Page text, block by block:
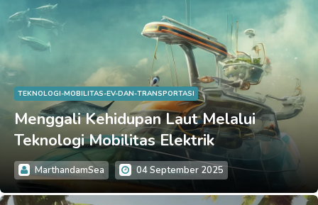
TEKNOLOGI-MOBILITAS-EV-DAN-TRANSPORTASI
Menggali Kehidupan Laut Melalui
Teknologi Mobilitas Elektrik
MarthandamSea 04 September 2025